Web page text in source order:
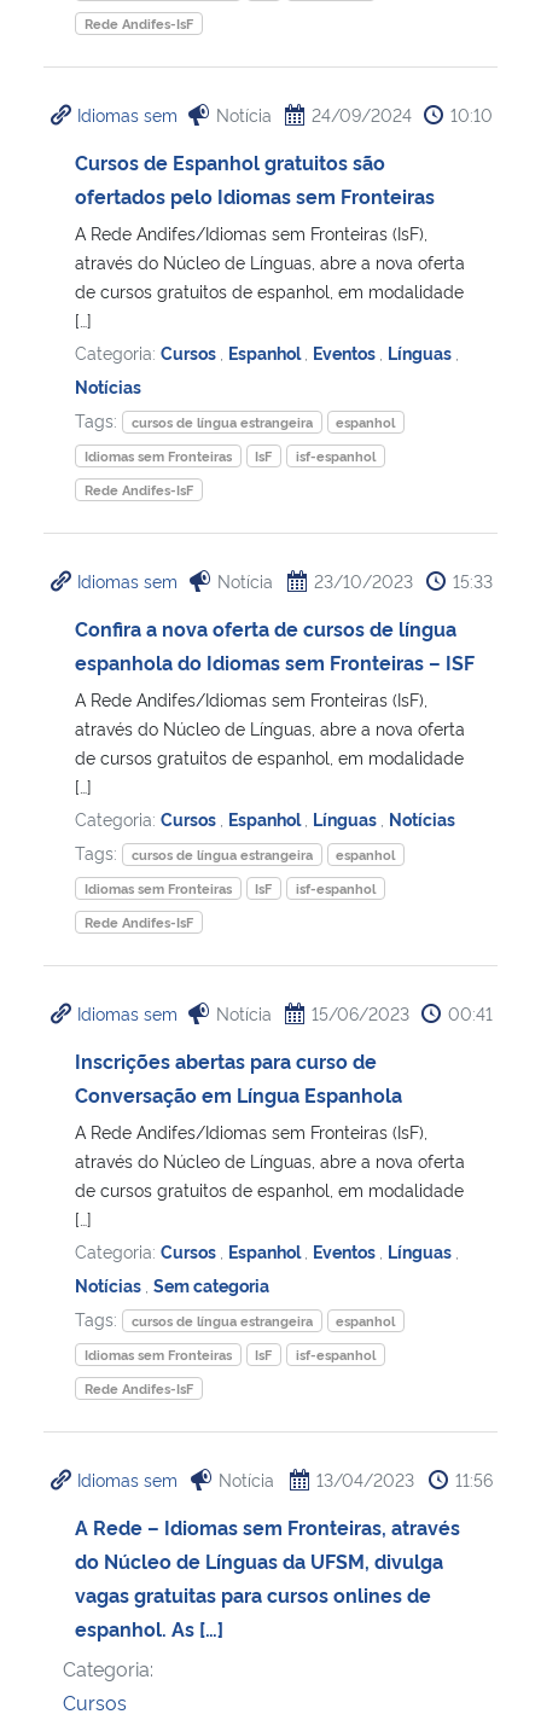
Gabinete de Segurança Institucional
Rede Andifes-IsF
Idiomas sem Notícia 24/09/2024 10:10
Cursos de Espanhol gratuitos são
ofertados pelo Idiomas sem Fronteiras
A Rede Andifes/Idiomas sem Fronteiras (IsF),
através do Núcleo de Línguas, abre a nova oferta
de cursos gratuitos de espanhol, em modalidade
[…]
Categoria: Cursos Espanhol Eventos Línguas
Notícias
Tags:
cursos de língua estrangeira
espanhol
Idiomas sem Fronteiras
IsF
isf-espanhol
Rede Andifes-IsF
Idiomas sem Notícia 23/10/2023 15:33
Confira a nova oferta de cursos de língua
espanhola do Idiomas sem Fronteiras – ISF
A Rede Andifes/Idiomas sem Fronteiras (IsF),
através do Núcleo de Línguas, abre a nova oferta
de cursos gratuitos de espanhol, em modalidade
[…]
Categoria: Cursos Espanhol Línguas Notícias
Tags:
cursos de língua estrangeira
espanhol
Idiomas sem Fronteiras
IsF
isf-espanhol
Rede Andifes-IsF
Idiomas sem Notícia 15/06/2023 00:41
Inscrições abertas para curso de
Conversação em Língua Espanhola
A Rede Andifes/Idiomas sem Fronteiras (IsF),
através do Núcleo de Línguas, abre a nova oferta
de cursos gratuitos de espanhol, em modalidade
[…]
Categoria: Cursos Espanhol Eventos Línguas
Notícias Sem categoria
Tags:
cursos de língua estrangeira
espanhol
Idiomas sem Fronteiras
IsF
isf-espanhol
Rede Andifes-IsF
Idiomas sem Notícia 13/04/2023 11:56
A Rede – Idiomas sem Fronteiras, através
do Núcleo de Línguas da UFSM, divulga
vagas gratuitas para cursos onlines de
espanhol. As […]
Categoria:
Cursos